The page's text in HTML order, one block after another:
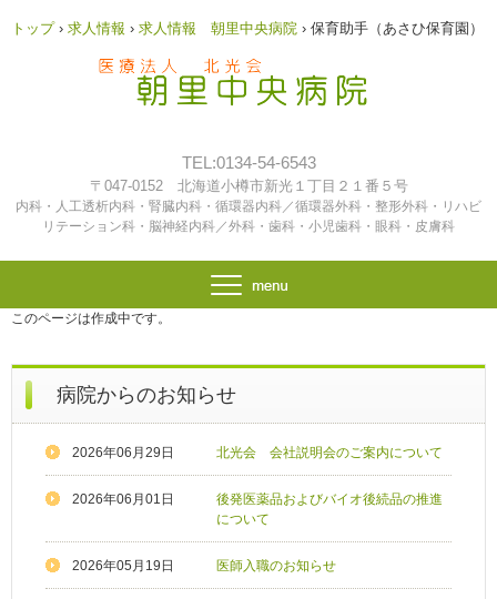
トップ › 求人情報 › 求人情報 朝里中央病院 › 保育助手（あさひ保育園）
TEL:0134-54-6543
〒047-0152 北海道小樽市新光１丁目２１番５号
内科・人工透析内科・腎臓内科・循環器内科／循環器外科・整形外科・リハビ
リテーション科・脳神経内科／外科・歯科・小児歯科・眼科・皮膚科
このページは作成中です。
病院からのお知らせ
2026年06月29日 北光会 会社説明会のご案内について
2026年06月01日
後発医薬品およびバイオ後続品の推進
について
2026年05月19日 医師入職のお知らせ